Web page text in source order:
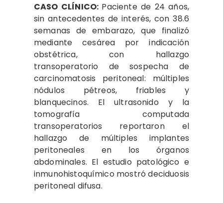
CASO CLÍNICO: Paciente de 24 años,
sin antecedentes de interés, con 38.6
semanas de embarazo, que finalizó
mediante cesárea por indicación
obstétrica, con hallazgo
transoperatorio de sospecha de
carcinomatosis peritoneal: múltiples
nódulos pétreos, friables y
blanquecinos. El ultrasonido y la
tomografía computada
transoperatorios reportaron el
hallazgo de múltiples implantes
peritoneales en los órganos
abdominales. El estudio patológico e
inmunohistoquímico mostró deciduosis
peritoneal difusa.